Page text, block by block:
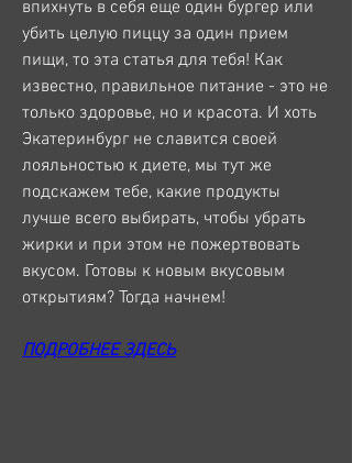
впихнуть в себя еще один бургер или
убить целую пиццу за один прием
пищи, то эта статья для тебя! Как
известно, правильное питание - это не
только здоровье, но и красота. И хоть
Экатеринбург не славится своей
лояльностью к диете, мы тут же
подскажем тебе, какие продукты
лучше всего выбирать, чтобы убрать
жирки и при этом не пожертвовать
вкусом. Готовы к новым вкусовым
открытиям? Тогда начнем!
ПОДРОБНЕЕ ЗДЕСЬ